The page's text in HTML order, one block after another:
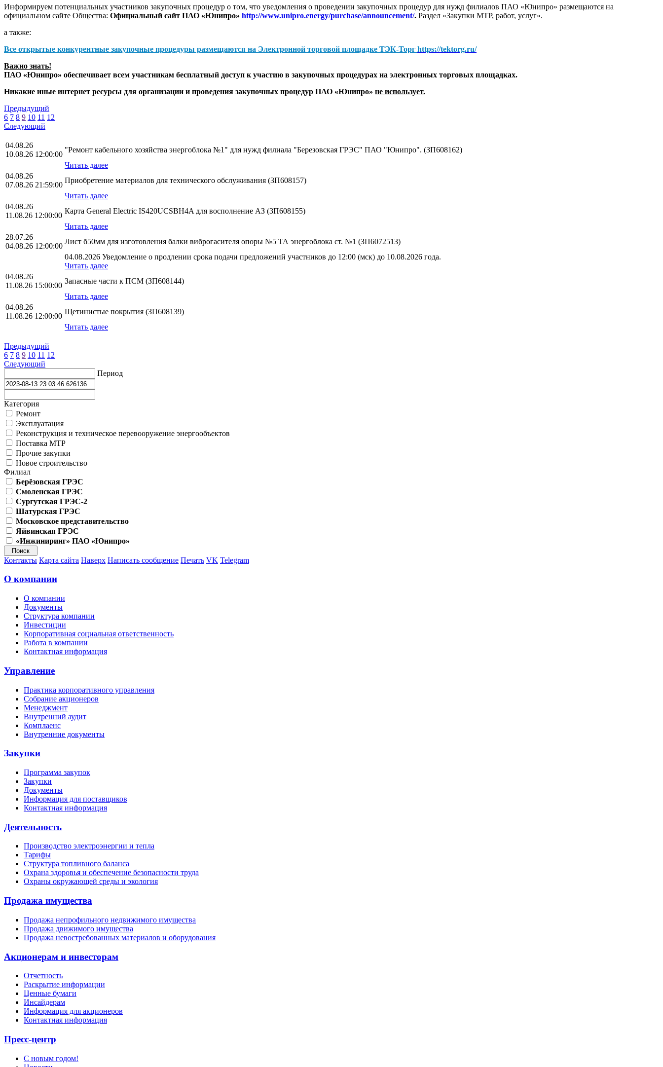
Информируем потенциальных участников закупочных процедур о том, что уведомления о проведении закупочных процедур для нужд филиалов ПАО «Юнипро» размещаются на
официальном сайте Общества: Официальный сайт ПАО «Юнипро» http://www.unipro.energy/purchase/announcement/. Раздел «Закупки МТР, работ, услуг».
а также:
Все открытые конкурентные закупочные процедуры размещаются на Электронной торговой площадке ТЭК-Торг https://tektorg.ru/
Важно знать!
ПАО «Юнипро» обеспечивает всем участникам бесплатный доступ к участию в закупочных процедурах на электронных торговых площадках.
Никакие иные интернет ресурсы для организации и проведения закупочных процедур ПАО «Юнипро» не использует.
Предыдущий
6 7 8 9 10 11 12
Следующий
04.08.26
10.08.26 12:00:00
"Ремонт кабельного хозяйства энергоблока №1" для нужд филиала "Березовская ГРЭС" ПАО "Юнипро". (ЗП608162)
Читать далее
04.08.26
07.08.26 21:59:00
Приобретение материалов для технического обслуживания (ЗП608157)
Читать далее
04.08.26
11.08.26 12:00:00
Карта General Electric IS420UCSBH4A для восполнение АЗ (ЗП608155)
Читать далее
28.07.26
04.08.26 12:00:00
Лист б50мм для изготовления балки виброгасителя опоры №5 ТА энергоблока ст. №1 (ЗП6072513)
04.08.2026 Уведомление о продлении срока подачи предложений участников до 12:00 (мск) до 10.08.2026 года.
Читать далее
04.08.26
11.08.26 15:00:00
Запасные части к ПСМ (ЗП608144)
Читать далее
04.08.26
11.08.26 12:00:00
Щетинистые покрытия (ЗП608139)
Читать далее
Предыдущий
6 7 8 9 10 11 12
Следующий
Период
Категория
Ремонт
Эксплуатация
Реконструкция и техническое перевооружение энергообъектов
Поставка МТР
Прочие закупки
Новое строительство
Филиал
Берёзовская ГРЭС
Смоленская ГРЭС
Сургутская ГРЭС-2
Шатурская ГРЭС
Московское представительство
Яйвинская ГРЭС
«Инжиниринг» ПАО «Юнипро»
Контакты Карта сайта Наверх Написать сообщение Печать VK Telegram
О компании
О компании
Документы
Структура компании
Инвестиции
Корпоративная социальная ответственность
Работа в компании
Контактная информация
Управление
Практика корпоративного управления
Собрание акционеров
Менеджмент
Внутренний аудит
Комплаенс
Внутренние документы
Закупки
Программа закупок
Закупки
Документы
Информация для поставщиков
Контактная информация
Деятельность
Производство электроэнергии и тепла
Тарифы
Структура топливного баланса
Охрана здоровья и обеспечение безопасности труда
Охраны окружающей среды и экология
Продажа имущества
Продажа непрофильного недвижимого имущества
Продажа движимого имущества
Продажа невостребованных материалов и оборудования
Акционерам и инвесторам
Отчетность
Раскрытие информации
Ценные бумаги
Инсайдерам
Информация для акционеров
Контактная информация
Пресс-центр
С новым годом!